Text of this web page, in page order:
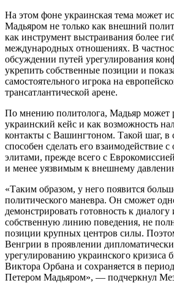
На этом фоне украинская тема может
Мадьяром не только как внешний
как инструмент выстраивания более
международных отношениях. В
обсуждении путей урегулирования
укрепить собственные позиции и
самостоятельного игрока на
трансатлантической арене.
По мнению политолога, Мадьяр может
украинский кейс и как возможность
контакты с Вашингтоном. Такой шаг, в
способен сделать его взаимодействие
элитами, прежде всего с
и менее уязвимым к внешнему
«Таким образом, у него появится
политического маневра. Он сможет
демонстрировать готовность к диалогу
собственную линию поведения, не
позиции крупных центров силы.
Венгрии в проявлении
урегулированию украинского кризиса
Виктора Орбана и сохраняется в
Петером Мадьяром», — подчеркнул